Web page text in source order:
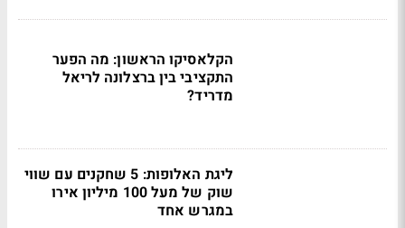
הקלאסיקו הראשון: מה הפער
התקציבי בין ברצלונה לריאל
מדריד?
ליגת האלופות: 5 שחקנים עם שווי
שוק של מעל 100 מיליון אירו
במגרש אחד